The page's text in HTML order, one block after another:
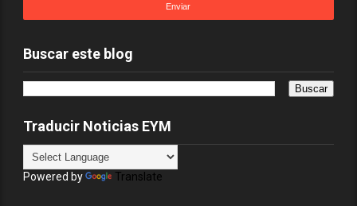
Buscar este blog
Traducir Noticias EYM
Powered by Translate